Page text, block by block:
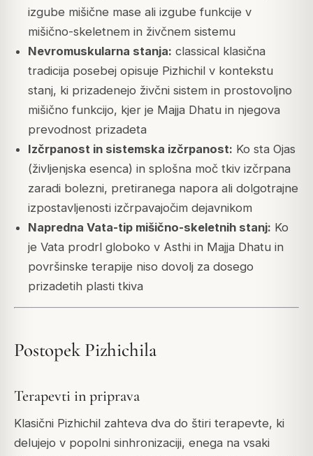
izgube mišične mase ali izgube funkcije v
mišično-skeletnem in živčnem sistemu
Nevromuskularna stanja: classical klasična
tradicija posebej opisuje Pizhichil v kontekstu
stanj, ki prizadenejo živčni sistem in prostovoljno
mišično funkcijo, kjer je Majja Dhatu in njegova
prevodnost prizadeta
Izčrpanost in sistemska izčrpanost: Ko sta Ojas
(življenjska esenca) in splošna moč tkiv izčrpana
zaradi bolezni, pretiranega napora ali dolgotrajne
izpostavljenosti izčrpavajočim dejavnikom
Napredna Vata-tip mišično-skeletnih stanj: Ko
je Vata prodrl globoko v Asthi in Majja Dhatu in
površinske terapije niso dovolj za dosego
prizadetih plasti tkiva
Postopek Pizhichila
Terapevti in priprava
Klasični Pizhichil zahteva dva do štiri terapevte, ki
delujejo v popolni sinhronizaciji, enega na vsaki